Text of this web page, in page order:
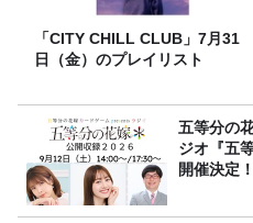
「CITY CHILL CLUB」7月31
日（金）のプレイリスト
五等分の
ジオ『五
開催決定！